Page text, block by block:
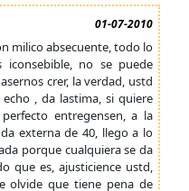
01-07-2010
milico absecuente, todo lo
no se puede
crer, la verdad, ustd
, da lastima, si quiere
entregensen, a la
externa de 40, llego a lo
porque cualquiera se da
que es, ajusticience ustd,
olvide que tiene pena de